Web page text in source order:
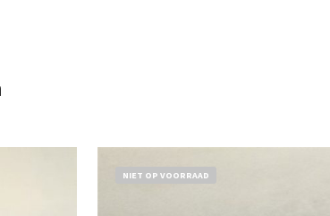
NIET OP VOORRAAD